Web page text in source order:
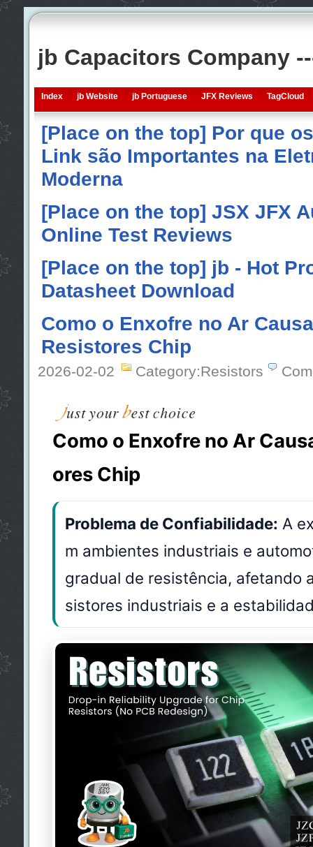
jb Capacitors Company
Index jb Website jb Portuguese JFX Reviews TagCloud
[Place on the top] Por que
Link são Importantes na
Moderna
[Place on the top] JSX JFX
Online Test Reviews
[Place on the top] jb - Hot
Datasheet Download
Como o Enxofre no Ar
Resistores Chip
2026-02-02 Category:Resistors
Como o Enxofre no Ar
ores Chip
Problema de Confiabilidade: A
m ambientes industriais e
gradual de resistência, afetando
sistores industriais e a